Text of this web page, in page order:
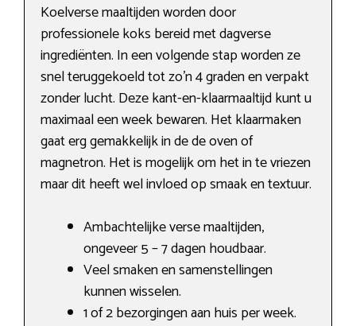
Koelverse maaltijden worden door
professionele koks bereid met dagverse
ingrediënten. In een volgende stap worden ze
snel teruggekoeld tot zo’n 4 graden en verpakt
zonder lucht. Deze kant-en-klaarmaaltijd kunt u
maximaal een week bewaren. Het klaarmaken
gaat erg gemakkelijk in de de oven of
magnetron. Het is mogelijk om het in te vriezen
maar dit heeft wel invloed op smaak en textuur.
Ambachtelijke verse maaltijden,
ongeveer 5 – 7 dagen houdbaar.
Veel smaken en samenstellingen
kunnen wisselen.
1 of 2 bezorgingen aan huis per week.